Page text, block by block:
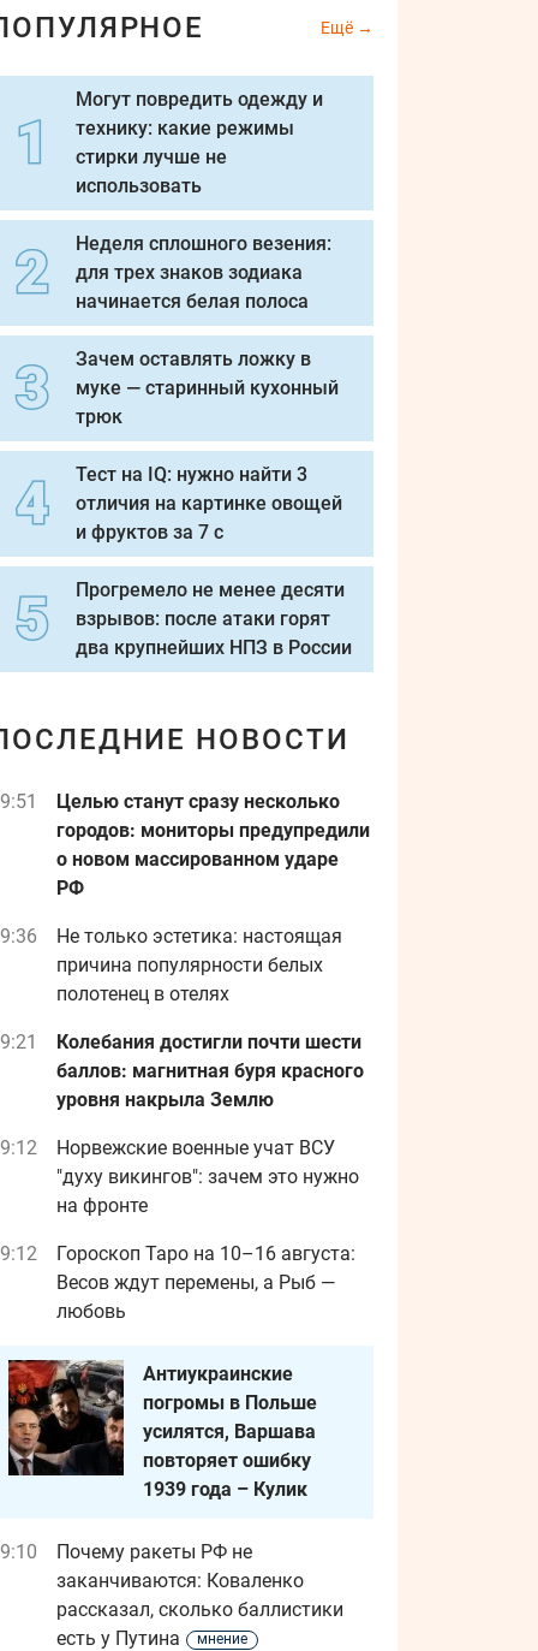
Ещё
Могут повредить одежду и
технику: какие режимы
стирки лучше не
использовать
Неделя сплошного везения:
для трех знаков зодиака
начинается белая полоса
Зачем оставлять ложку в
муке — старинный кухонный
трюк
Тест на IQ: нужно найти 3
отличия на картинке овощей
и фруктов за 7 с
Прогремело не менее десяти
взрывов: после атаки горят
два крупнейших НПЗ в России
НОВОСТИ
Целью станут сразу несколько
городов: мониторы предупредили
о новом массированном ударе
РФ
Не только эстетика: настоящая
причина популярности белых
полотенец в отелях
Колебания достигли почти шести
баллов: магнитная буря красного
уровня накрыла Землю
Норвежские военные учат ВСУ
"духу викингов": зачем это нужно
на фронте
Гороскоп Таро на 10–16 августа:
Весов ждут перемены, а Рыб —
любовь
Антиукраинские
погромы в Польше
усилятся, Варшава
повторяет ошибку
1939 года – Кулик
Почему ракеты РФ не
заканчиваются: Коваленко
рассказал, сколько баллистики
есть у Путина
мнение